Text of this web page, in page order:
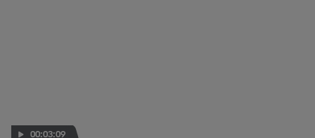
00:03:09